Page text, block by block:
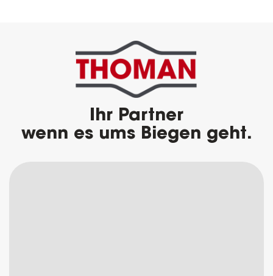
Ihr Partner
wenn es ums Biegen geht.